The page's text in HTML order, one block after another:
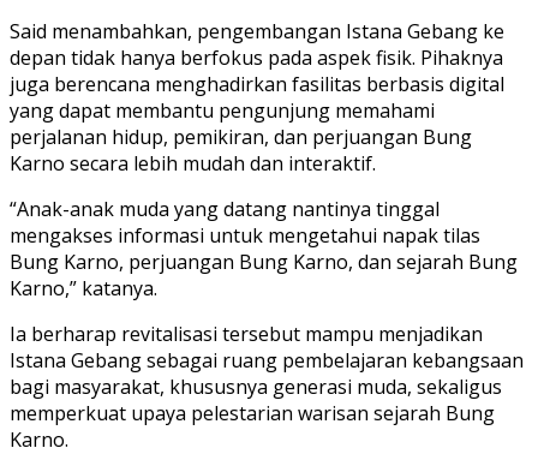
Said menambahkan, pengembangan Istana Gebang ke
depan tidak hanya berfokus pada aspek fisik. Pihaknya
juga berencana menghadirkan fasilitas berbasis digital
yang dapat membantu pengunjung memahami
perjalanan hidup, pemikiran, dan perjuangan Bung
Karno secara lebih mudah dan interaktif.
“Anak-anak muda yang datang nantinya tinggal
mengakses informasi untuk mengetahui napak tilas
Bung Karno, perjuangan Bung Karno, dan sejarah Bung
Karno,” katanya.
Ia berharap revitalisasi tersebut mampu menjadikan
Istana Gebang sebagai ruang pembelajaran kebangsaan
bagi masyarakat, khususnya generasi muda, sekaligus
memperkuat upaya pelestarian warisan sejarah Bung
Karno.